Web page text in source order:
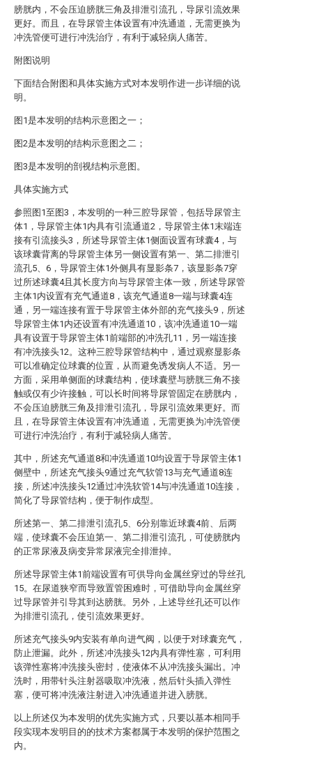
膀胱内，不会压迫膀胱三角及排泄引流孔，导尿引流效果
更好。而且，在导尿管主体设置有冲洗通道，无需更换为
冲洗管便可进行冲洗治疗，有利于减轻病人痛苦。
附图说明
下面结合附图和具体实施方式对本发明作进一步详细的说
明。
图1是本发明的结构示意图之一；
图2是本发明的结构示意图之二；
图3是本发明的剖视结构示意图。
具体实施方式
参照图1至图3，本发明的一种三腔导尿管，包括导尿管主
体1，导尿管主体1内具有引流通道2，导尿管主体1末端连
接有引流接头3，所述导尿管主体1侧面设置有球囊4，与
该球囊背离的导尿管主体另一侧设置有第一、第二排泄引
流孔5、6，导尿管主体1外侧具有显影条7，该显影条7穿
过所述球囊4且其长度方向与导尿管主体一致，所述导尿管
主体1内设置有充气通道8，该充气通道8一端与球囊4连
通，另一端连接有置于导尿管主体外部的充气接头9，所述
导尿管主体1内还设置有冲洗通道10，该冲洗通道10一端
具有设置于导尿管主体1前端部的冲洗孔11，另一端连接
有冲洗接头12。这种三腔导尿管结构中，通过观察显影条
可以准确定位球囊的位置，从而避免诱发病人不适。另一
方面，采用单侧面的球囊结构，使球囊壁与膀胱三角不接
触或仅有少许接触，可以长时间将导尿管固定在膀胱内，
不会压迫膀胱三角及排泄引流孔，导尿引流效果更好。而
且，在导尿管主体设置有冲洗通道，无需更换为冲洗管便
可进行冲洗治疗，有利于减轻病人痛苦。
其中，所述充气通道8和冲洗通道10均设置于导尿管主体1
侧壁中，所述充气接头9通过充气软管13与充气通道8连
接，所述冲洗接头12通过冲洗软管14与冲洗通道10连接，
简化了导尿管结构，便于制作成型。
所述第一、第二排泄引流孔5、6分别靠近球囊4前、后两
端，使球囊不会压迫第一、第二排泄引流孔，可使膀胱内
的正常尿液及病变异常尿液完全排泄掉。
所述导尿管主体1前端设置有可供导向金属丝穿过的导丝孔
15。在尿道狭窄而导致置管困难时，可借助导向金属丝穿
过导尿管并引导其到达膀胱。另外，上述导丝孔还可以作
为排泄引流孔，使引流效果更好。
所述充气接头9内安装有单向进气阀，以便于对球囊充气，
防止泄漏。此外，所述冲洗接头12内具有弹性塞，可利用
该弹性塞将冲洗接头密封，使液体不从冲洗接头漏出。冲
洗时，用带针头注射器吸取冲洗液，然后针头插入弹性
塞，便可将冲洗液注射进入冲洗通道并进入膀胱。
以上所述仅为本发明的优先实施方式，只要以基本相同手
段实现本发明目的的技术方案都属于本发明的保护范围之
内。